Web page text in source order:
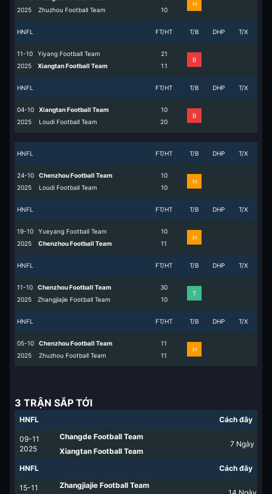
2025
Zhuzhou Football Team
10
H
HNFL FT/HT T/B DHP T/X
11-10
2025
Yiyang Football Team
Xiangtan Football Team
2
1
1
1
B
HNFL FT/HT T/B DHP T/X
04-10
2025
Xiangtan Football Team
Loudi Football Team
1
2
0
0
B
HNFL FT/HT T/B DHP T/X
24-10
2025
Chenzhou Football Team
Loudi Football Team
1
1
0
0
H
HNFL FT/HT T/B DHP T/X
19-10
2025
Yueyang Football Team
Chenzhou Football Team
1
1
0
1
H
HNFL FT/HT T/B DHP T/X
11-10
2025
Chenzhou Football Team
Zhangjiajie Football Team
3
1
0
0
T
HNFL FT/HT T/B DHP T/X
05-10
2025
Chenzhou Football Team
Zhuzhou Football Team
1
1
1
1
H
3 TRẬN SẮP TỚI
HNFL Cách đây
09-11
2025
Changde Football Team
Xiangtan Football Team
7 Ngày
HNFL Cách đây
15-11
Zhangjiajie Football Team